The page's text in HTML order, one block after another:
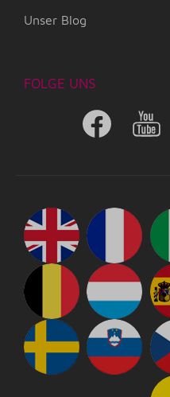
Unser Blog
FOLGE UNS